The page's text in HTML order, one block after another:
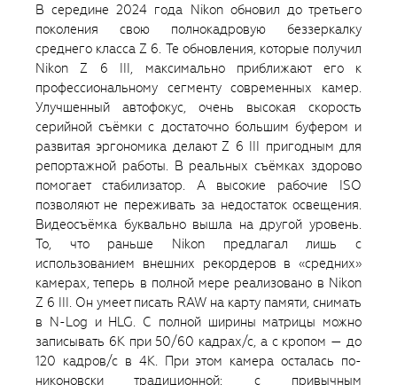
В середине 2024 года Nikon обновил до третьего
поколения свою полнокадровую беззеркалку
среднего класса Z 6. Те обновления, которые получил
Nikon Z 6 III, максимально приближают его к
профессиональному сегменту современных камер.
Улучшенный автофокус, очень высокая скорость
серийной съёмки с достаточно большим буфером и
развитая эргономика делают Z 6 III пригодным для
репортажной работы. В реальных съёмках здорово
помогает стабилизатор. А высокие рабочие ISO
позволяют не переживать за недостаток освещения.
Видеосъёмка буквально вышла на другой уровень.
То, что раньше Nikon предлагал лишь с
использованием внешних рекордеров в «средних»
камерах, теперь в полной мере реализовано в Nikon
Z 6 III. Он умеет писать RAW на карту памяти, снимать
в N-Log и HLG. С полной ширины матрицы можно
записывать 6K при 50/60 кадрах/с, а с кропом — до
120 кадров/с в 4K. При этом камера осталась по-
никоновски традиционной: с привычным